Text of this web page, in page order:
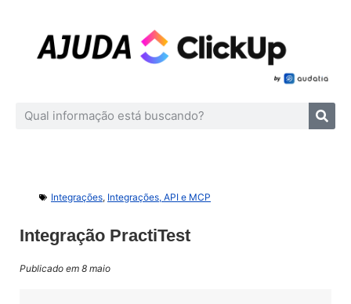
Integrações, Integrações, API e MCP
Integração PractiTest
Publicado em 8 maio